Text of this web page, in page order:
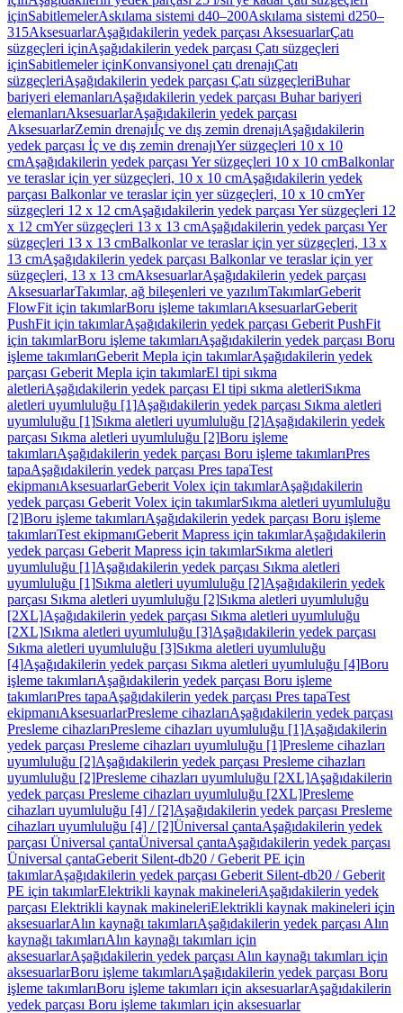
içinSabitlemelerAskılama sistemi d40–200Askılama sistemi d250–
315AksesuarlarAşağıdakilerin yedek parçası AksesuarlarÇatı
süzgeçleri içinAşağıdakilerin yedek parçası Çatı süzgeçleri
içinSabitlemeler içinKonvansiyonel çatı drenajıÇatı
süzgeçleriAşağıdakilerin yedek parçası Çatı süzgeçleriBuhar
bariyeri elemanlarıAşağıdakilerin yedek parçası Buhar bariyeri
elemanlarıAksesuarlarAşağıdakilerin yedek parçası
AksesuarlarZemin drenajıİç ve dış zemin drenajıAşağıdakilerin
yedek parçası İç ve dış zemin drenajıYer süzgeçleri 10 x 10
cmAşağıdakilerin yedek parçası Yer süzgeçleri 10 x 10 cmBalkonlar
ve teraslar için yer süzgeçleri, 10 x 10 cmAşağıdakilerin yedek
parçası Balkonlar ve teraslar için yer süzgeçleri, 10 x 10 cmYer
süzgeçleri 12 x 12 cmAşağıdakilerin yedek parçası Yer süzgeçleri 12
x 12 cmYer süzgeçleri 13 x 13 cmAşağıdakilerin yedek parçası Yer
süzgeçleri 13 x 13 cmBalkonlar ve teraslar için yer süzgeçleri, 13 x
13 cmAşağıdakilerin yedek parçası Balkonlar ve teraslar için yer
süzgeçleri, 13 x 13 cmAksesuarlarAşağıdakilerin yedek parçası
AksesuarlarTakımlar, ağ bileşenleri ve yazılımTakımlarGeberit
FlowFit için takımlarBoru işleme takımlarıAksesuarlarGeberit
PushFit için takımlarAşağıdakilerin yedek parçası Geberit PushFit
için takımlarBoru işleme takımlarıAşağıdakilerin yedek parçası Boru
işleme takımlarıGeberit Mepla için takımlarAşağıdakilerin yedek
parçası Geberit Mepla için takımlarEl tipi sıkma
aletleriAşağıdakilerin yedek parçası El tipi sıkma aletleriSıkma
aletleri uyumluluğu [1]Aşağıdakilerin yedek parçası Sıkma aletleri
uyumluluğu [1]Sıkma aletleri uyumluluğu [2]Aşağıdakilerin yedek
parçası Sıkma aletleri uyumluluğu [2]Boru işleme
takımlarıAşağıdakilerin yedek parçası Boru işleme takımlarıPres
tapaAşağıdakilerin yedek parçası Pres tapaTest
ekipmanıAksesuarlarGeberit Volex için takımlarAşağıdakilerin
yedek parçası Geberit Volex için takımlarSıkma aletleri uyumluluğu
[2]Boru işleme takımlarıAşağıdakilerin yedek parçası Boru işleme
takımlarıTest ekipmanıGeberit Mapress için takımlarAşağıdakilerin
yedek parçası Geberit Mapress için takımlarSıkma aletleri
uyumluluğu [1]Aşağıdakilerin yedek parçası Sıkma aletleri
uyumluluğu [1]Sıkma aletleri uyumluluğu [2]Aşağıdakilerin yedek
parçası Sıkma aletleri uyumluluğu [2]Sıkma aletleri uyumluluğu
[2XL]Aşağıdakilerin yedek parçası Sıkma aletleri uyumluluğu
[2XL]Sıkma aletleri uyumluluğu [3]Aşağıdakilerin yedek parçası
Sıkma aletleri uyumluluğu [3]Sıkma aletleri uyumluluğu
[4]Aşağıdakilerin yedek parçası Sıkma aletleri uyumluluğu [4]Boru
işleme takımlarıAşağıdakilerin yedek parçası Boru işleme
takımlarıPres tapaAşağıdakilerin yedek parçası Pres tapaTest
ekipmanıAksesuarlarPresleme cihazlarıAşağıdakilerin yedek parçası
Presleme cihazlarıPresleme cihazları uyumluluğu [1]Aşağıdakilerin
yedek parçası Presleme cihazları uyumluluğu [1]Presleme cihazları
uyumluluğu [2]Aşağıdakilerin yedek parçası Presleme cihazları
uyumluluğu [2]Presleme cihazları uyumluluğu [2XL]Aşağıdakilerin
yedek parçası Presleme cihazları uyumluluğu [2XL]Presleme
cihazları uyumluluğu [4] / [2]Aşağıdakilerin yedek parçası Presleme
cihazları uyumluluğu [4] / [2]Üniversal çantaAşağıdakilerin yedek
parçası Üniversal çantaÜniversal çantaAşağıdakilerin yedek parçası
Üniversal çantaGeberit Silent-db20 / Geberit PE için
takımlarAşağıdakilerin yedek parçası Geberit Silent-db20 / Geberit
PE için takımlarElektrikli kaynak makineleriAşağıdakilerin yedek
parçası Elektrikli kaynak makineleriElektrikli kaynak makineleri için
aksesuarlarAlın kaynağı takımlarıAşağıdakilerin yedek parçası Alın
kaynağı takımlarıAlın kaynağı takımları için
aksesuarlarAşağıdakilerin yedek parçası Alın kaynağı takımları için
aksesuarlarBoru işleme takımlarıAşağıdakilerin yedek parçası Boru
işleme takımlarıBoru işleme takımları için aksesuarlarAşağıdakilerin
yedek parçası Boru işleme takımları için aksesuarlar